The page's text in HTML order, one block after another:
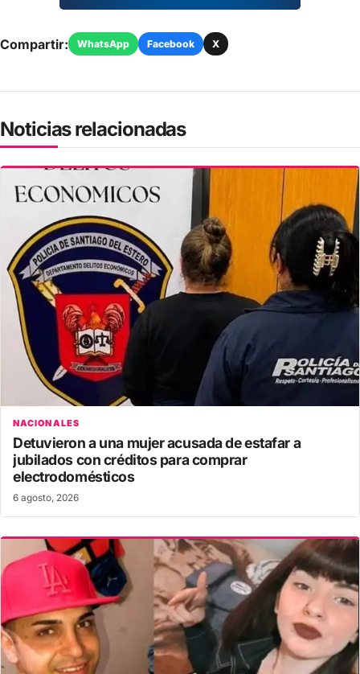
Compartir: WhatsApp Facebook X
Noticias relacionadas
NACIONALES
Detuvieron a una mujer acusada de estafar a
jubilados con créditos para comprar
electrodomésticos
6 agosto, 2026